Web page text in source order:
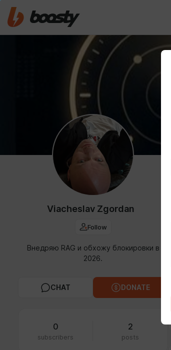
Viacheslav Zgordan
Follow
Внедряю RAG и обхожу блокировки в
2026.
CHAT DONATE
0
subscribers
2
posts